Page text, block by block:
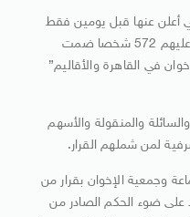
أعلن عنها قبل يومين فقط
والتي أصبح بمقتضاها عدد المتحفظ عليهم 572 شخصا ضمت
في القاهرة والأقاليم”
والمنقولة والأسهم
لمن شملهم القرار.
وجمعية الإخوان بقرار من
على ضوء الحكم الصادر من